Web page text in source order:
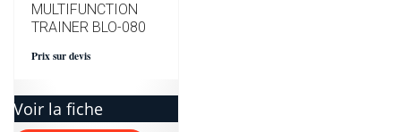
MULTIFUNCTION
TRAINER BLO-080
Prix sur devis
Voir la fiche